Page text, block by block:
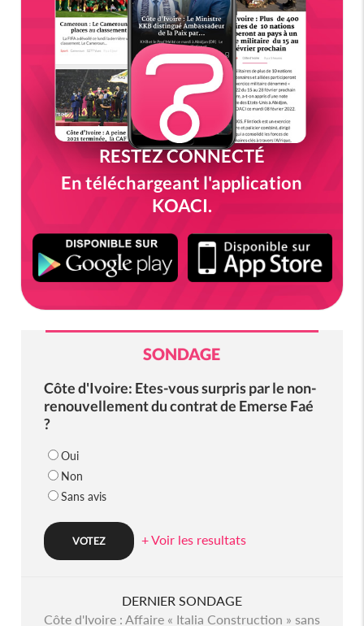
RESTEZ CONNECTÉ
En téléchargeant l'application
KOACI.
SONDAGE
Côte d'Ivoire: Etes-vous surpris par le non-
renouvellement du contrat de Emerse Faé
?
Oui
Non
Sans avis
+ Voir les resultats
DERNIER SONDAGE
Côte d'Ivoire : Affaire « Italia Construction » sans